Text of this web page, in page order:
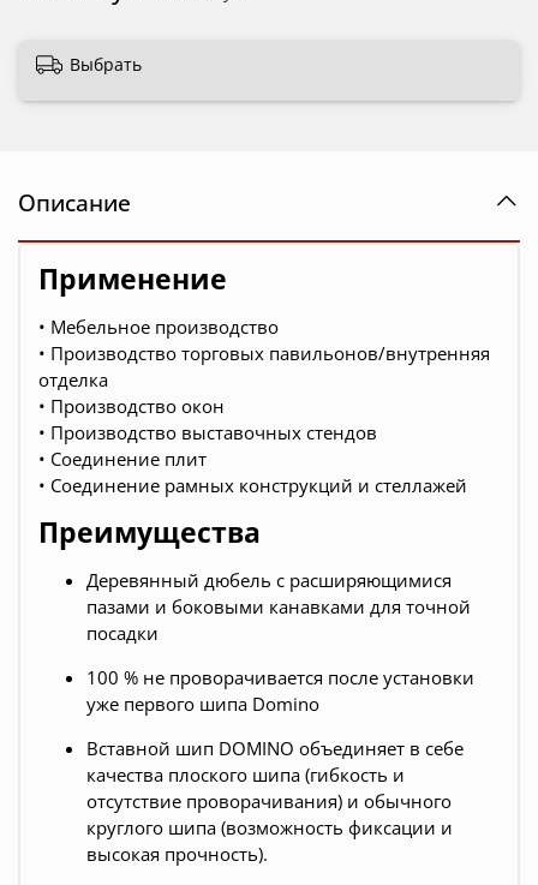
Выбрать
Описание
Применение
• Мебельное производство
• Производство торговых павильонов/внутренняя
отделка
• Производство окон
• Производство выставочных стендов
• Соединение плит
• Соединение рамных конструкций и стеллажей
Преимущества
Деревянный дюбель с расширяющимися
пазами и боковыми канавками для точной
посадки
100 % не проворачивается после установки
уже первого шипа Domino
Вставной шип DOMINO объединяет в себе
качества плоского шипа (гибкость и
отсутствие проворачивания) и обычного
круглого шипа (возможность фиксации и
высокая прочность).